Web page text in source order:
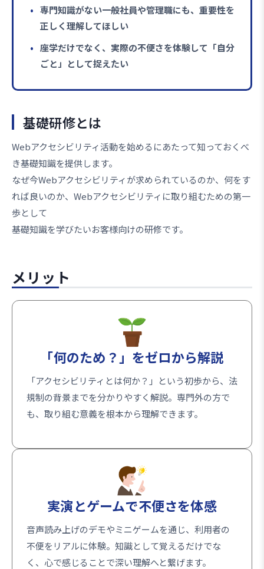
専門知識がない一般社員や管理職にも、重要性を
正しく理解してほしい
座学だけでなく、実際の不便さを体験して「自分
ごと」として捉えたい
基礎研修とは
Webアクセシビリティ活動を始めるにあたって知っておくべ
き基礎知識を提供します。
なぜ今Webアクセシビリティが求められているのか、何をす
れば良いのか、Webアクセシビリティに取り組むための第一
歩として
基礎知識を学びたいお客様向けの研修です。
メリット
「何のため？」をゼロから解説
「アクセシビリティとは何か？」という初歩から、法
規制の背景までを分かりやすく解説。専門外の方で
も、取り組む意義を根本から理解できます。
実演とゲームで不便さを体感
音声読み上げのデモやミニゲームを通じ、利用者の
不便をリアルに体験。知識として覚えるだけでな
く、心で感じることで深い理解へと繋げます。